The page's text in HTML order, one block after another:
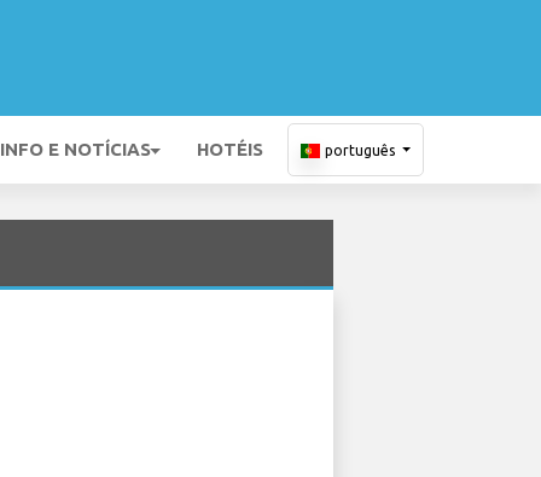
INFO E NOTÍCIAS HOTÉIS português